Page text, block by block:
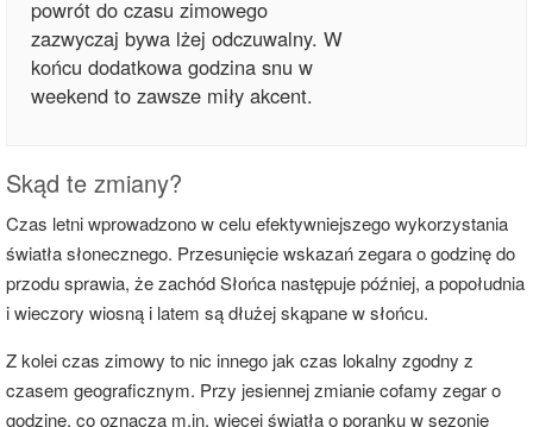
powrót do czasu zimowego
zazwyczaj bywa lżej odczuwalny. W
końcu dodatkowa godzina snu w
weekend to zawsze miły akcent.
Skąd te zmiany?
Czas letni wprowadzono w celu efektywniejszego wykorzystania
światła słonecznego. Przesunięcie wskazań zegara o godzinę do
przodu sprawia, że zachód Słońca następuje później, a popołudnia
i wieczory wiosną i latem są dłużej skąpane w słońcu.
Z kolei czas zimowy to nic innego jak czas lokalny zgodny z
czasem geograficznym. Przy jesiennej zmianie cofamy zegar o
godzinę, co oznacza m.in. więcej światła o poranku w sezonie